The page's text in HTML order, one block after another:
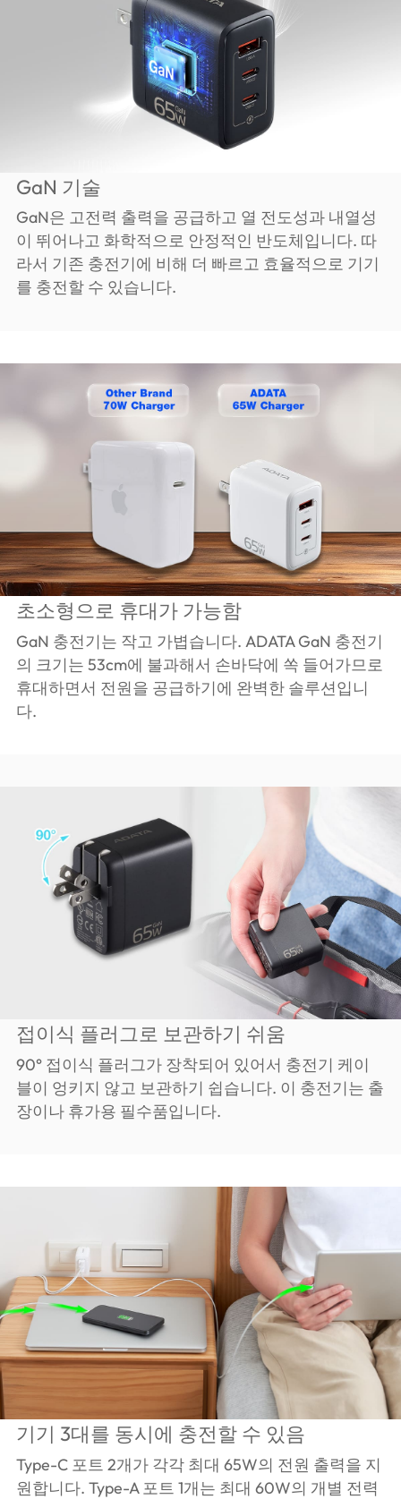
GaN 기술
GaN은 고전력 출력을 공급하고 열 전도성과 내열성
이 뛰어나고 화학적으로 안정적인 반도체입니다. 따
라서 기존 충전기에 비해 더 빠르고 효율적으로 기기
를 충전할 수 있습니다.
초소형으로 휴대가 가능함
GaN 충전기는 작고 가볍습니다. ADATA GaN 충전기
의 크기는 53cm에 불과해서 손바닥에 쏙 들어가므로
휴대하면서 전원을 공급하기에 완벽한 솔루션입니
다.
접이식 플러그로 보관하기 쉬움
90° 접이식 플러그가 장착되어 있어서 충전기 케이
블이 엉키지 않고 보관하기 쉽습니다. 이 충전기는 출
장이나 휴가용 필수품입니다.
기기 3대를 동시에 충전할 수 있음
Type-C 포트 2개가 각각 최대 65W의 전원 출력을 지
원합니다. Type-A 포트 1개는 최대 60W의 개별 전력